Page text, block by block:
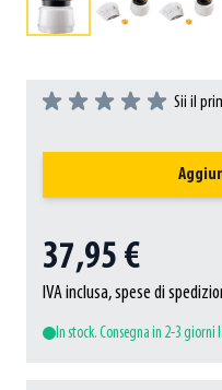
Sii il
37,95 €
IVA inclusa, spese di
In stock. Consegna in 2-3 giorni